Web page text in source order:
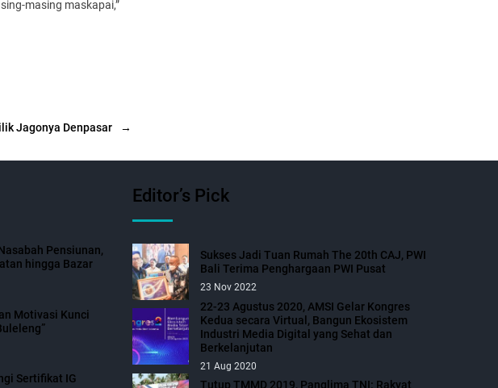
masing maskapai,”
→
Jagonya Denpasar
Pensiunan,
hingga Bazar
Motivasi Kunci
Sertifikat IG
Editor’s Pick
Sukses Jadi Tuan Rumah The 20th CAJ, PWI
Bali Terima Penghargaan PWI Pusat
23 Nov 2022
22-23 Agustus 2020, AMSI Gelar Kongres
Kedua secara Virtual, Bangun Ekosistem
Industri Media Digital yang Sehat dan
Berkelanjutan
21 Aug 2020
Tutup TMMD 2019, Panglima TNI: Rakyat